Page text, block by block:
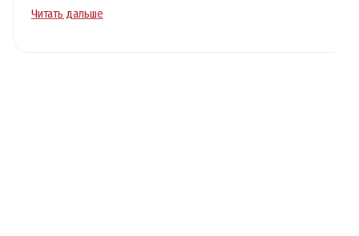
Как
Читать дальше